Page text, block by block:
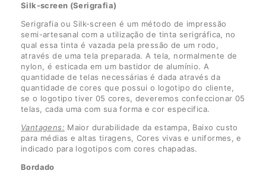
Silk-screen (Serigrafia)
Serigrafia ou Silk-screen é um método de impressão
semi-artesanal com a utilização de tinta serigráfica, no
qual essa tinta é vazada pela pressão de um rodo,
através de uma tela preparada. A tela, normalmente de
nylon, é esticada em um bastidor de alumínio. A
quantidade de telas necessárias é dada através da
quantidade de cores que possui o logotipo do cliente,
se o logotipo tiver 05 cores, deveremos confeccionar 05
telas, cada uma com sua forma e cor especifica.
Vantagens: Maior durabilidade da estampa, Baixo custo
para médias e altas tiragens, Cores vivas e uniformes, e
indicado para logotipos com cores chapadas.
Bordado